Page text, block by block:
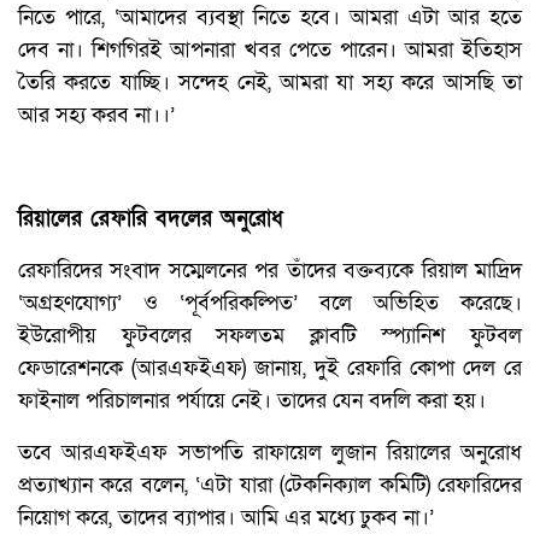
নিতে পারে, ‘আমাদের ব্যবস্থা নিতে হবে। আমরা এটা আর হতে
দেব না। শিগগিরই আপনারা খবর পেতে পারেন। আমরা ইতিহাস
তৈরি করতে যাচ্ছি। সন্দেহ নেই, আমরা যা সহ্য করে আসছি তা
আর সহ্য করব না।।’
রিয়ালের রেফারি বদলের অনুরোধ
রেফারিদের সংবাদ সম্মেলনের পর তাঁদের বক্তব্যকে রিয়াল মাদ্রিদ
‘অগ্রহণযোগ্য’ ও ‘পূর্বপরিকল্পিত’ বলে অভিহিত করেছে।
ইউরোপীয় ফুটবলের সফলতম ক্লাবটি স্প্যানিশ ফুটবল
ফেডারেশনকে (আরএফইএফ) জানায়, দুই রেফারি কোপা দেল রে
ফাইনাল পরিচালনার পর্যায়ে নেই। তাদের যেন বদলি করা হয়।
তবে আরএফইএফ সভাপতি রাফায়েল লুজান রিয়ালের অনুরোধ
প্রত্যাখ্যান করে বলেন, ‘এটা যারা (টেকনিক্যাল কমিটি) রেফারিদের
নিয়োগ করে, তাদের ব্যাপার। আমি এর মধ্যে ঢুকব না।’